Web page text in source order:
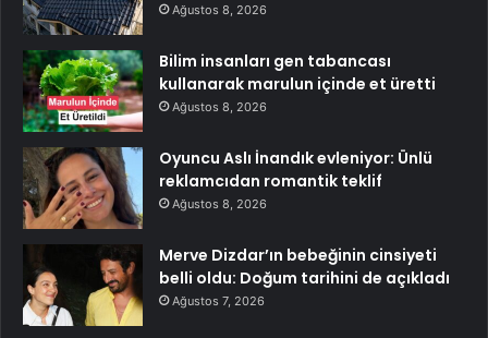
Ağustos 8, 2026
Bilim insanları gen tabancası
kullanarak marulun içinde et üretti
Ağustos 8, 2026
Oyuncu Aslı İnandık evleniyor: Ünlü
reklamcıdan romantik teklif
Ağustos 8, 2026
Merve Dizdar’ın bebeğinin cinsiyeti
belli oldu: Doğum tarihini de açıkladı
Ağustos 7, 2026